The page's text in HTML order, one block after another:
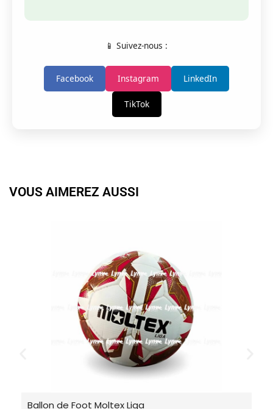
📱 Suivez-nous :
Facebook Instagram LinkedIn
TikTok
VOUS AIMEREZ AUSSI
Ballon de Foot Moltex Liga